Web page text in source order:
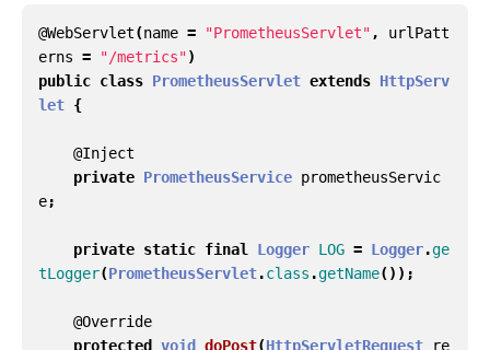
@WebServlet(name = "PrometheusServlet" ,
urlPatt
erns = "/metrics")
public class PrometheusServlet extends HttpServ
let {
@Inject
private PrometheusService prometheusServic
e;
private static final Logger LOG = Logger.ge
tLogger(PrometheusServlet.class .getName());
@Override
protected
void doPost(HttpServletRequest re